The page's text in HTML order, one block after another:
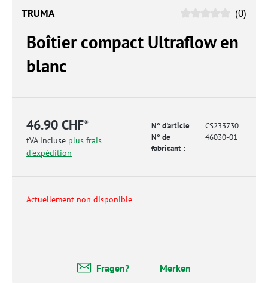
TRUMA (0)
Boîtier compact Ultraflow en
blanc
46.90 CHF*
tVA incluse plus frais
d'expédition
N° d'article
CS233730
N° de
fabricant :
46030-01
Actuellement non disponible
Fragen? Merken